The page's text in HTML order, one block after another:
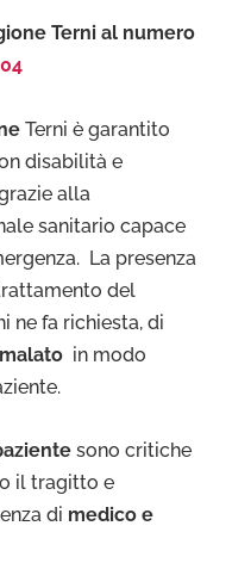
Terni al numero
Terni è garantito
disabilità e
alla
sanitario capace
La presenza
del
ne fa richiesta, di
in modo
sono critiche
il tragitto e
di medico e